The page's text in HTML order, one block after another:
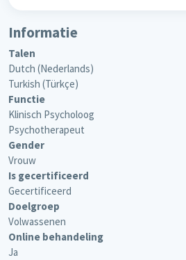
Informatie
Talen
Dutch (Nederlands)
Turkish (Türkçe)
Functie
Klinisch Psycholoog
Psychotherapeut
Gender
Vrouw
Is gecertificeerd
Gecertificeerd
Doelgroep
Volwassenen
Online behandeling
Ja